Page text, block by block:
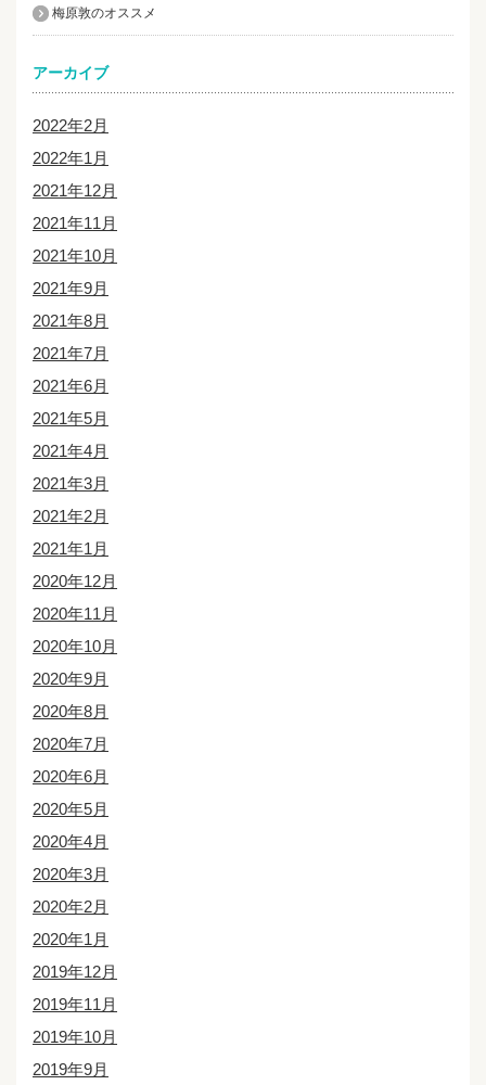
梅原敦のオススメ
アーカイブ
2022年2月
2022年1月
2021年12月
2021年11月
2021年10月
2021年9月
2021年8月
2021年7月
2021年6月
2021年5月
2021年4月
2021年3月
2021年2月
2021年1月
2020年12月
2020年11月
2020年10月
2020年9月
2020年8月
2020年7月
2020年6月
2020年5月
2020年4月
2020年3月
2020年2月
2020年1月
2019年12月
2019年11月
2019年10月
2019年9月